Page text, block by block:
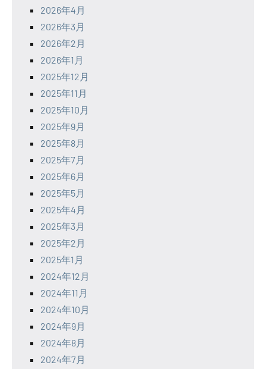
2026年4月
2026年3月
2026年2月
2026年1月
2025年12月
2025年11月
2025年10月
2025年9月
2025年8月
2025年7月
2025年6月
2025年5月
2025年4月
2025年3月
2025年2月
2025年1月
2024年12月
2024年11月
2024年10月
2024年9月
2024年8月
2024年7月